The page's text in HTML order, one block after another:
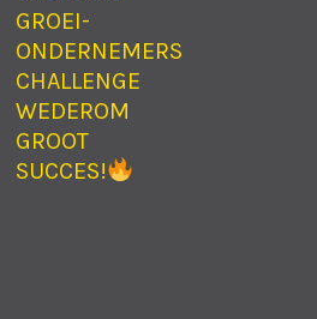
GROEI-
ONDERNEMERS
CHALLENGE
WEDEROM
GROOT
SUCCES!